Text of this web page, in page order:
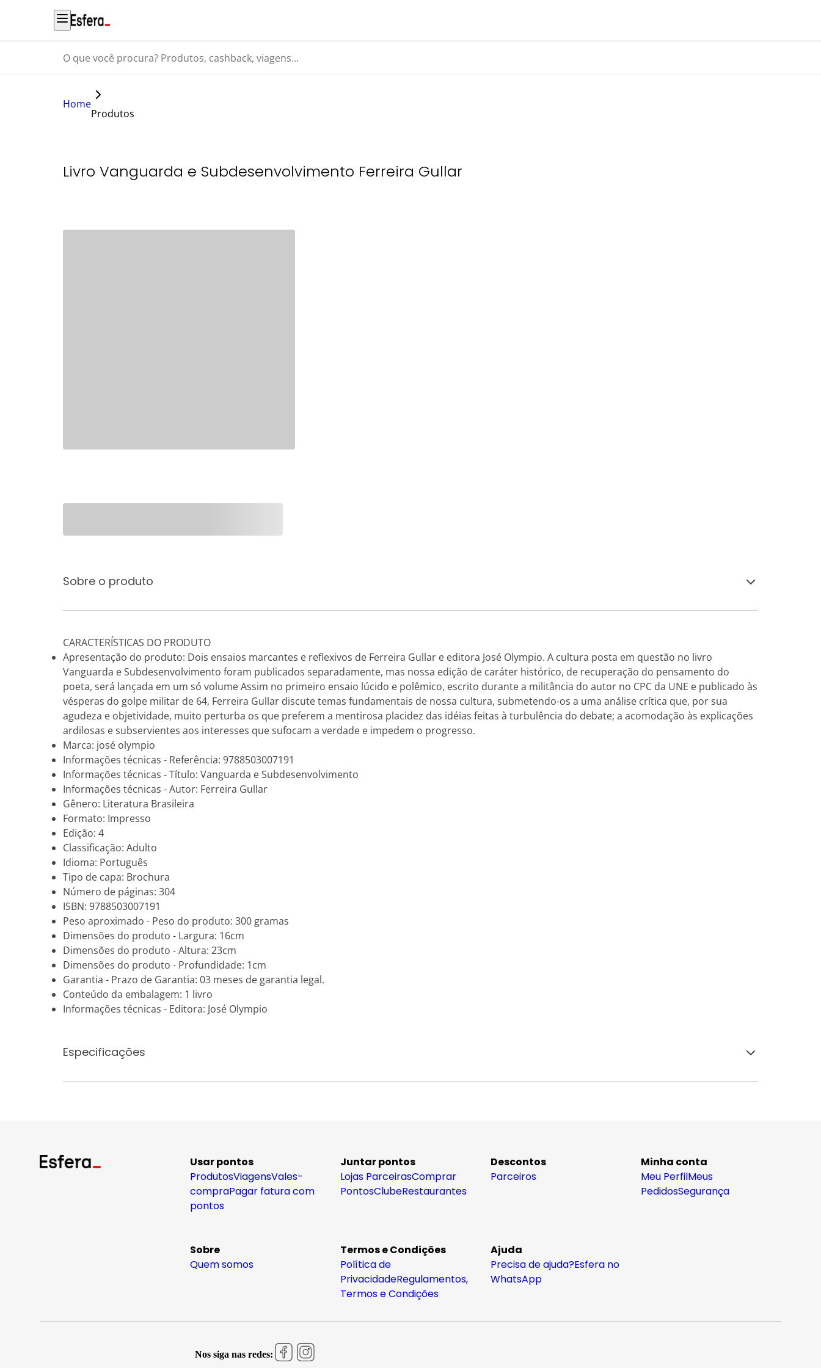
O que você procura? Produtos, cashback, viagens...
Home
Produtos
Livro Vanguarda e Subdesenvolvimento Ferreira Gullar
Sobre o produto
CARACTERÍSTICAS DO PRODUTO
Apresentação do produto: Dois ensaios marcantes e reflexivos de Ferreira Gullar e editora José Olympio. A cultura posta em questão no livro
Vanguarda e Subdesenvolvimento foram publicados separadamente, mas nossa edição de caráter histórico, de recuperação do pensamento do
poeta, será lançada em um só volume Assim no primeiro ensaio lúcido e polêmico, escrito durante a militância do autor no CPC da UNE e publicado às
vésperas do golpe militar de 64, Ferreira Gullar discute temas fundamentais de nossa cultura, submetendo-os a uma análise crítica que, por sua
agudeza e objetividade, muito perturba os que preferem a mentirosa placidez das idéias feitas à turbulência do debate; a acomodação às explicações
ardilosas e subservientes aos interesses que sufocam a verdade e impedem o progresso.
Marca: josé olympio
Informações técnicas - Referência: 9788503007191
Informações técnicas - Título: Vanguarda e Subdesenvolvimento
Informações técnicas - Autor: Ferreira Gullar
Gênero: Literatura Brasileira
Formato: Impresso
Edição: 4
Classificação: Adulto
Idioma: Português
Tipo de capa: Brochura
Número de páginas: 304
ISBN: 9788503007191
Peso aproximado - Peso do produto: 300 gramas
Dimensões do produto - Largura: 16cm
Dimensões do produto - Altura: 23cm
Dimensões do produto - Profundidade: 1cm
Garantia - Prazo de Garantia: 03 meses de garantia legal.
Conteúdo da embalagem: 1 livro
Informações técnicas - Editora: José Olympio
Especificações
Usar pontos
ProdutosViagensVales-
compraPagar fatura com
pontos
Juntar pontos
Lojas ParceirasComprar
PontosClubeRestaurantes
Descontos
Parceiros
Minha conta
Meu PerfilMeus
PedidosSegurança
Sobre
Quem somos
Termos e Condições
Política de
PrivacidadeRegulamentos,
Termos e Condições
Ajuda
Precisa de ajuda?Esfera no
WhatsApp
Nos siga nas redes: